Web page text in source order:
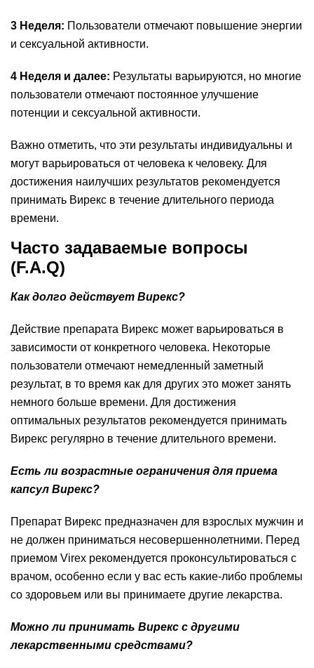
3 Неделя: Пользователи отмечают повышение энергии
и сексуальной активности.
4 Неделя и далее: Результаты варьируются, но многие
пользователи отмечают постоянное улучшение
потенции и сексуальной активности.
Важно отметить, что эти результаты индивидуальны и
могут варьироваться от человека к человеку. Для
достижения наилучших результатов рекомендуется
принимать Вирекс в течение длительного периода
времени.
Часто задаваемые вопросы
(F.A.Q)
Как долго действует Вирекс?
Действие препарата Вирекс может варьироваться в
зависимости от конкретного человека. Некоторые
пользователи отмечают немедленный заметный
результат, в то время как для других это может занять
немного больше времени. Для достижения
оптимальных результатов рекомендуется принимать
Вирекс регулярно в течение длительного времени.
Есть ли возрастные ограничения для приема
капсул Вирекс?
Препарат Вирекс предназначен для взрослых мужчин и
не должен приниматься несовершеннолетними. Перед
приемом Virex рекомендуется проконсультироваться с
врачом, особенно если у вас есть какие-либо проблемы
со здоровьем или вы принимаете другие лекарства.
Можно ли принимать Вирекс с другими
лекарственными средствами?